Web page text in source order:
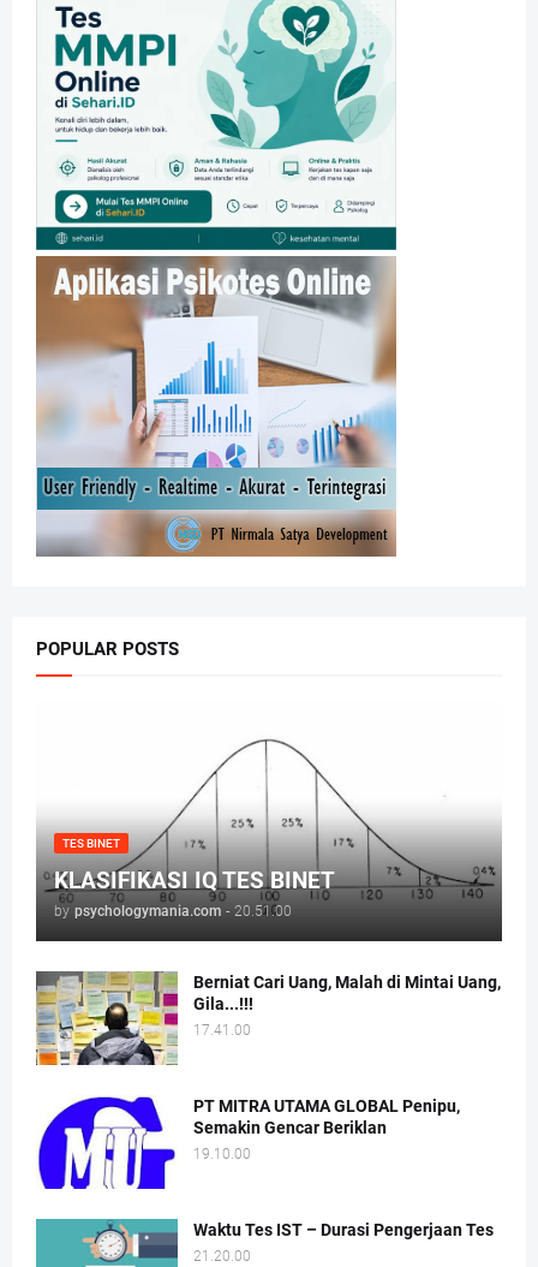
POPULAR POSTS
TES BINET
KLASIFIKASI IQ TES BINET
by psychologymania.com - 20.51.00
Berniat Cari Uang, Malah di Mintai Uang,
Gila...!!!
17.41.00
PT MITRA UTAMA GLOBAL Penipu,
Semakin Gencar Beriklan
19.10.00
Waktu Tes IST – Durasi Pengerjaan Tes
21.20.00